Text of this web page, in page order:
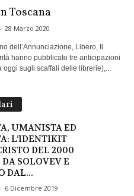
Toscana
28 Marzo 2020
dell’Annunciazione, Libero, Il
hanno pubblicato tre anticipazioni
oggi sugli scaffali delle librerie),...
UMANISTA ED
L’IDENTIKIT
DEL 2000
SOLOVEV E
DAL...
6 Dicembre 2019